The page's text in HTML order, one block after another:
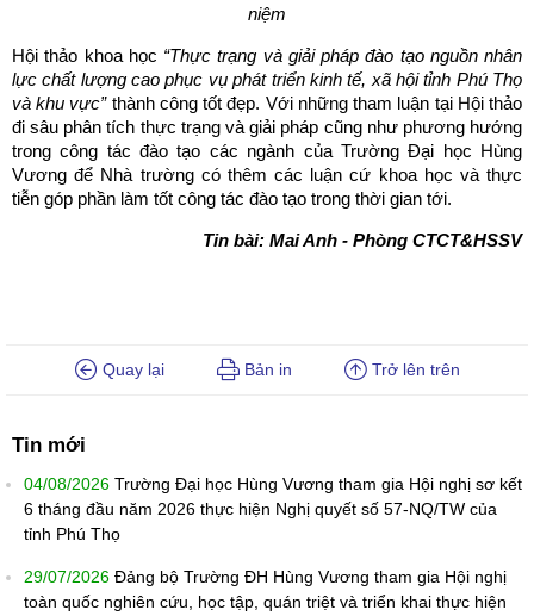
niệm
Hội thảo khoa học “Thực trạng và giải pháp đào tạo nguồn nhân
lực chất lượng cao phục vụ phát triển kinh tế, xã hội tỉnh Phú Thọ
và khu vực”thành công tốt đẹp. Với những tham luận tại Hội thảo
đi sâu phân tích thực trạng và giải pháp cũng như phương hướng
trong công tác đào tạo các ngành của Trường Đại học Hùng
Vương để Nhà trường có thêm các luận cứ khoa học và thực
tiễn góp phần làm tốt công tác đào tạo trong thời gian tới.
Tin bài: Mai Anh - Phòng CTCT&HSSV
Quay lại Bản in Trở lên trên
Tin mới
04/08/2026 Trường Đại học Hùng Vương tham gia Hội nghị sơ kết
6 tháng đầu năm 2026 thực hiện Nghị quyết số 57-NQ/TW của
tỉnh Phú Thọ
29/07/2026 Đảng bộ Trường ĐH Hùng Vương tham gia Hội nghị
toàn quốc nghiên cứu, học tập, quán triệt và triển khai thực hiện